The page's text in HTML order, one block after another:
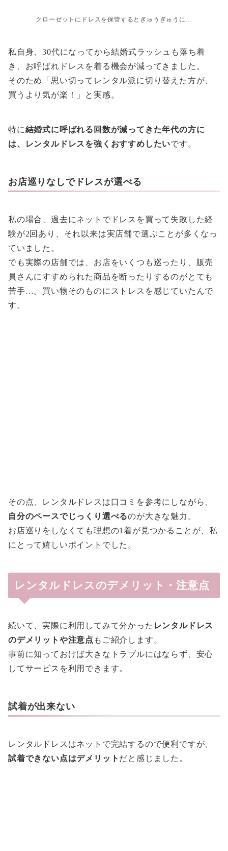
クローゼットにドレスを保管するとぎゅうぎゅうに…
私自身、30代になってから結婚式ラッシュも落ち着
き、お呼ばれドレスを着る機会が減ってきました。
そのため「思い切ってレンタル派に切り替えた方が、
買うより気が楽！」と実感。
特に結婚式に呼ばれる回数が減ってきた年代の方に
は、レンタルドレスを強くおすすめしたいです。
お店巡りなしでドレスが選べる
私の場合、過去にネットでドレスを買って失敗した経
験が2回あり、それ以来は実店舗で選ぶことが多くなっ
ていました。
でも実際の店舗では、お店をいくつも巡ったり、販売
員さんにすすめられた商品を断ったりするのがとても
苦手…。買い物そのものにストレスを感じていたんで
す。
その点、レンタルドレスは口コミを参考にしながら、
自分のペースでじっくり選べるのが大きな魅力。
お店巡りをしなくても理想の1着が見つかることが、私
にとって嬉しいポイントでした。
レンタルドレスのデメリット・注意点
続いて、実際に利用してみて分かった レンタルドレス
のデメリットや注意点 もご紹介します。
事前に知っておけば大きなトラブルにはならず、安心
してサービスを利用できます。
試着が出来ない
レンタルドレスはネットで完結するので便利ですが、
試着できない点はデメリット だと感じました。